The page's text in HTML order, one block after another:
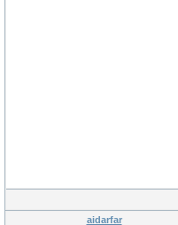
aidarfar